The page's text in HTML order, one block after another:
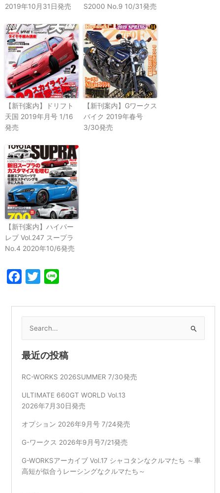
2019年10月31日発売
S2000 No.9 10/31発売
【新刊案内】ドリフト
天国 2019年月号 1/16
発売
【新刊案内】Gワークス
バイク 2019年春号
3/30発売
【新刊案内】ハイパー
レブ Vol.247 スープラ
No.4 2020年10/6発売
Facebook
Twitter
索
対
象:
最近の投稿
RC-WORKS 2026SUMMER 7/30発売
ULTIMATE 660GT WORLD Vol.13
2026年7月30日発売
オプション 2026年9月号 7/24発売
G-ワークス 2026年9月号7/21発売
G-WORKSアーカイブ Vol.17 シャコタンなクルマたち ～車
高短が似合うレーシングなクルマたち～